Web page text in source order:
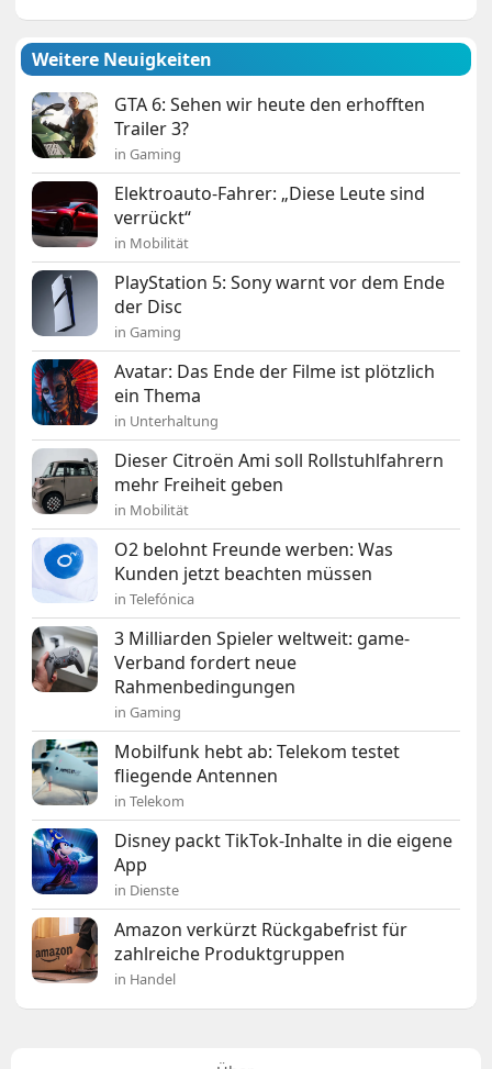
Weitere Neuigkeiten
GTA 6: Sehen wir heute den erhofften
Trailer 3?
in Gaming
Elektroauto-Fahrer: „Diese Leute sind
verrückt“
in Mobilität
PlayStation 5: Sony warnt vor dem Ende
der Disc
in Gaming
Avatar: Das Ende der Filme ist plötzlich
ein Thema
in Unterhaltung
Dieser Citroën Ami soll Rollstuhlfahrern
mehr Freiheit geben
in Mobilität
O2 belohnt Freunde werben: Was
Kunden jetzt beachten müssen
in Telefónica
3 Milliarden Spieler weltweit: game-
Verband fordert neue
Rahmenbedingungen
in Gaming
Mobilfunk hebt ab: Telekom testet
fliegende Antennen
in Telekom
Disney packt TikTok-Inhalte in die eigene
App
in Dienste
Amazon verkürzt Rückgabefrist für
zahlreiche Produktgruppen
in Handel